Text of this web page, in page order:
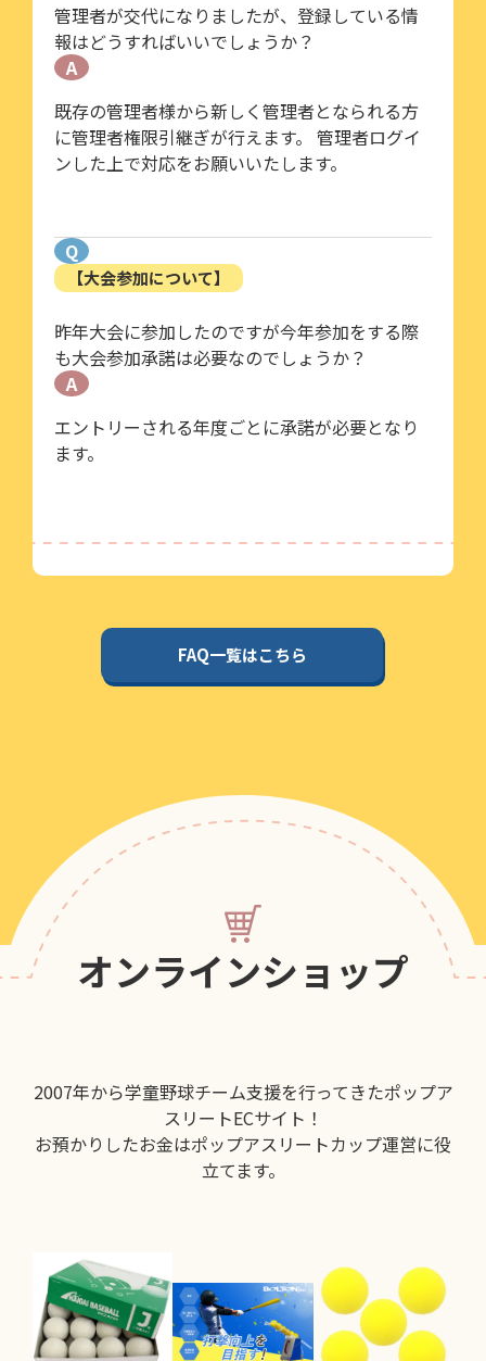
管理者が交代になりましたが、登録している情
報はどうすればいいでしょうか？
A
既存の管理者様から新しく管理者となられる方
に管理者権限引継ぎが行えます。 管理者ログイ
ンした上で対応をお願いいたします。
Q
【大会参加について】
昨年大会に参加したのですが今年参加をする際
も大会参加承諾は必要なのでしょうか？
A
エントリーされる年度ごとに承諾が必要となり
ます。
FAQ一覧はこちら
オンラインショップ
2007年から学童野球チーム支援を行ってきたポップア
スリートECサイト！
お預かりしたお金はポップアスリートカップ運営に役
立てます。